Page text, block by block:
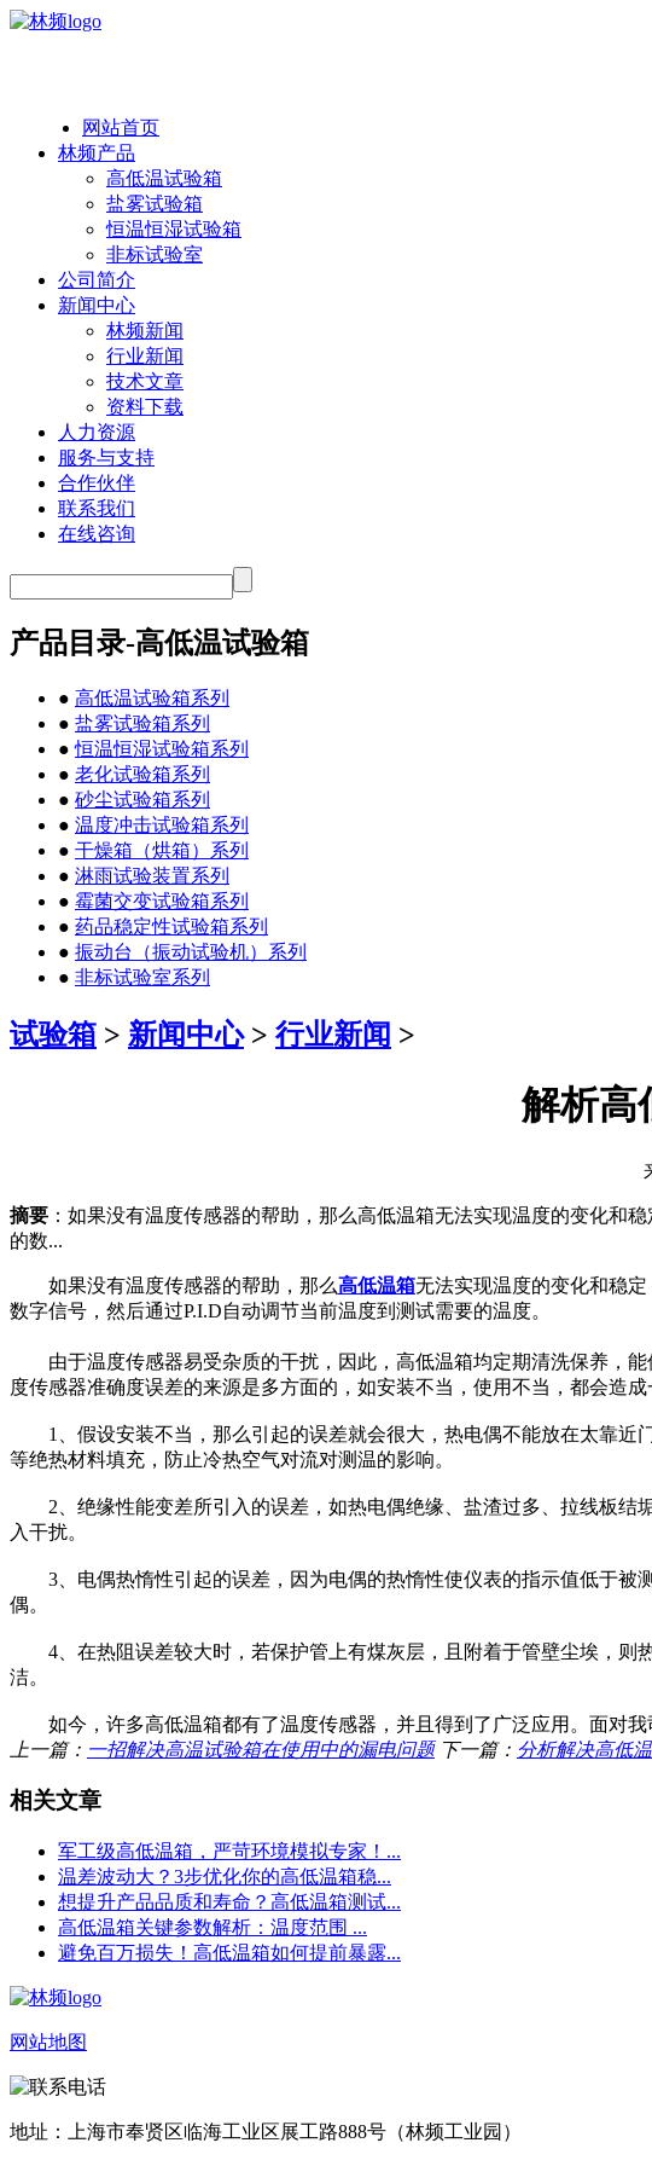
网站首页
林频产品
高低温试验箱
盐雾试验箱
恒温恒湿试验箱
非标试验室
公司简介
新闻中心
林频新闻
行业新闻
技术文章
资料下载
人力资源
服务与支持
合作伙伴
联系我们
在线咨询
产品目录-高低温试验箱
● 高低温试验箱系列
● 盐雾试验箱系列
●恒温恒湿试验箱系列
● 老化试验箱系列
● 砂尘试验箱系列
● 温度冲击试验箱系列
● 干燥箱（烘箱）系列
● 淋雨试验装置系列
● 霉菌交变试验箱系列
● 药品稳定性试验箱系列
● 振动台（振动试验机）系列
● 非标试验室系列
试验箱 > 新闻中心> 行业新闻 >
解析高
摘要 ：如果没有温度传感器的帮助，那么高低温箱无法实现温度的变化和
的数...
如果没有温度传感器的帮助，那么高低温箱无法实现温度的变化和稳
数字信号，然后通过P.I.D自动调节当前温度到测试需要的温度。
由于温度传感器易受杂质的干扰，因此，高低温箱均定期清洗保养，能
度传感器准确度误差的来源是多方面的，如安装不当，使用不当，都会造
1、假设安装不当，那么引起的误差就会很大，热电偶不能放在太靠近
等绝热材料填充，防止冷热空气对流对测温的影响。
2、绝缘性能变差所引入的误差，如热电偶绝缘、盐渣过多、拉线板结
入干扰。
3、电偶热惰性引起的误差，因为电偶的热惰性使仪表的指示值低于被
偶。
4、在热阻误差较大时，若保护管上有煤灰层，且附着于管壁尘埃，则
洁。
如今，许多高低温箱都有了温度传感器，并且得到了广泛应用。面对我
上一篇： 一招解决高温试验箱在使用中的漏电问题 下一篇： 分析解决高低
相关文章
军工级高低温箱，严苛环境模拟专家！...
温差波动大？3步优化你的高低温箱稳...
想提升产品品质和寿命？高低温箱测试...
高低温箱关键参数解析：温度范围 ...
避免百万损失！高低温箱如何提前暴露...
网站地图
地址：上海市奉贤区临海工业区展工路888号（林频工业园）